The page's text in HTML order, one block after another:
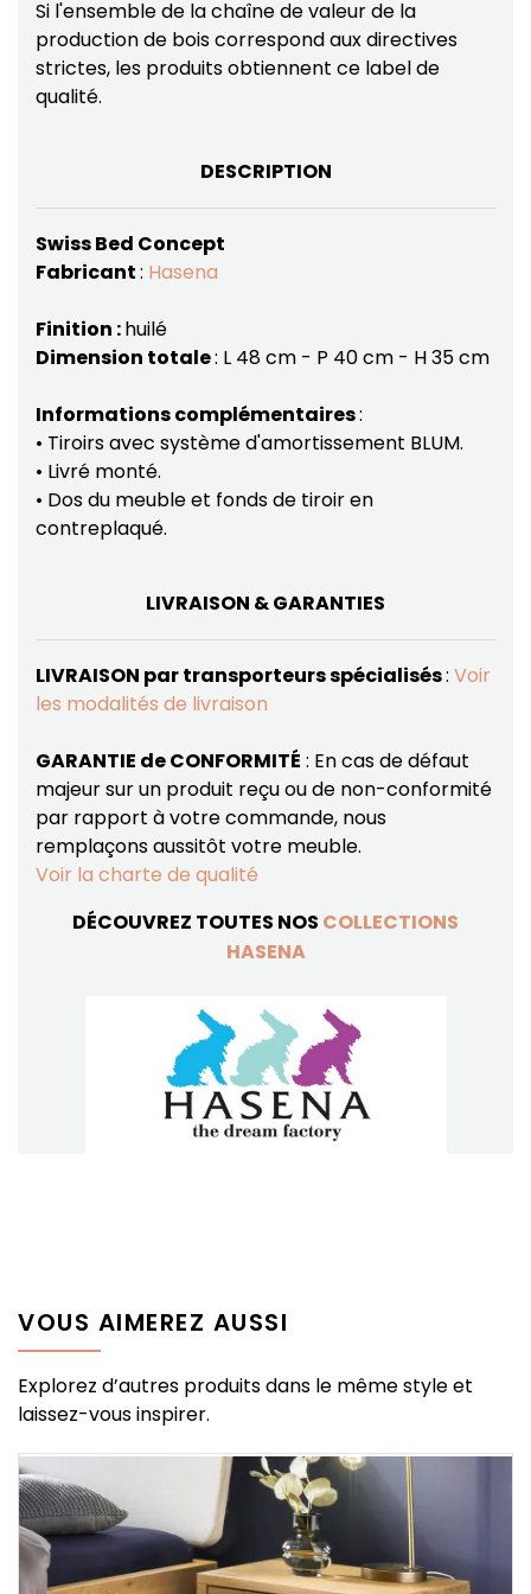
Si l'ensemble de la chaîne de valeur de la
production de bois correspond aux directives
strictes, les produits obtiennent ce label de
qualité.
DESCRIPTION
Swiss Bed Concept
Fabricant: Hasena
Finition :huilé
Dimension totale: L 48 cm - P 40 cm - H 35 cm
Informations complémentaires:
• Tiroirs avec système d'amortissement BLUM.
• Livré monté.
• Dos du meuble et fonds de tiroir en
contreplaqué.
LIVRAISON & GARANTIES
LIVRAISON par transporteurs spécialisés: Voir
les modalités de livraison
GARANTIE de CONFORMITÉ : En cas de défaut
majeur sur un produit reçu ou de non-conformité
par rapport à votre commande, nous
remplaçons aussitôt votre meuble.
Voir la charte de qualité
DÉCOUVREZ TOUTES NOS COLLECTIONS
HASENA
VOUS AIMEREZ AUSSI
Explorez d’autres produits dans le même style et
laissez-vous inspirer.